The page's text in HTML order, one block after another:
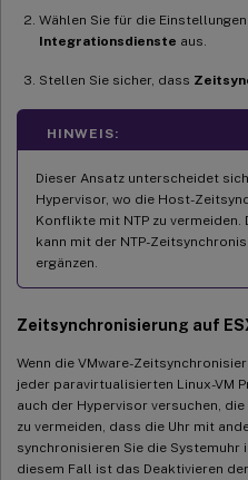
Wählen Sie für die Einstellungen
Integrationsdienste aus.
Stellen Sie sicher, dass
HINWEIS:
Dieser Ansatz unterscheidet
Hypervisor, wo die Host-
Konflikte mit NTP zu vermeiden.
kann mit der NTP-
ergänzen.
Zeitsynchronisierung auf
Wenn die VMware-
jeder paravirtualisierten Linux-VM
auch der Hypervisor versuchen,
zu vermeiden, dass die Uhr mit
synchronisieren Sie die Systemuhr
diesem Fall ist das Deaktivieren